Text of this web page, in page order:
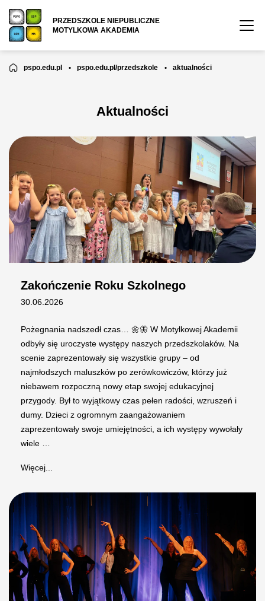
PRZEDSZKOLE NIEPUBLICZNE
MOTYLKOWA AKADEMIA
pspo.edu.pl • pspo.edu.pl/przedszkole • aktualności
Aktualności
Zakończenie Roku Szkolnego
30.06.2026
Pożegnania nadszedł czas… 🌼🦋 W Motylkowej Akademii
odbyły się uroczyste występy naszych przedszkolaków. Na
scenie zaprezentowały się wszystkie grupy – od
najmłodszych maluszków po zerówkowiczów, którzy już
niebawem rozpoczną nowy etap swojej edukacyjnej
przygody. Był to wyjątkowy czas pełen radości, wzruszeń i
dumy. Dzieci z ogromnym zaangażowaniem
zaprezentowały swoje umiejętności, a ich występy wywołały
wiele …
Więcej...